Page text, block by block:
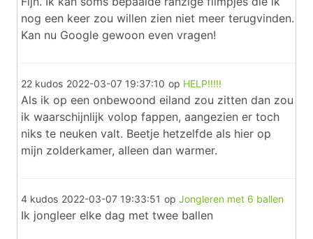
nog een keer zou willen zien niet meer terugvinden.
Kan nu Google gewoon even vragen!
22 kudos 2022-03-07 19:37:10 op HELP!!!!!
Als ik op een onbewoond eiland zou zitten dan zou
ik waarschijnlijk volop fappen, aangezien er toch
niks te neuken valt. Beetje hetzelfde als hier op
mijn zolderkamer, alleen dan warmer.
4 kudos 2022-03-07 19:33:51 op Jongleren met 6 ballen
Ik jongleer elke dag met twee ballen